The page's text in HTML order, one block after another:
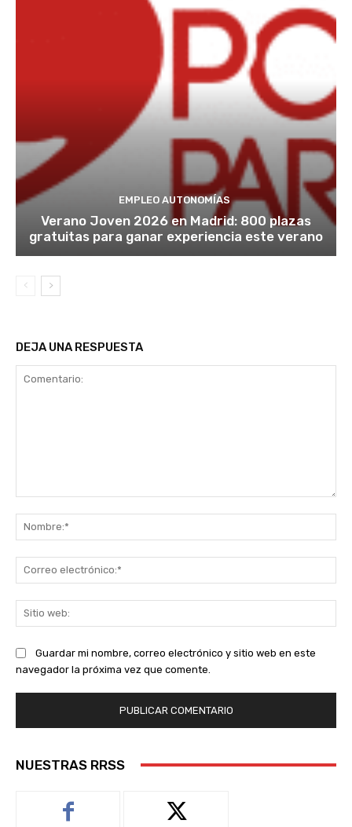
EMPLEO AUTONOMÍAS
Verano Joven 2026 en Madrid: 800 plazas
gratuitas para ganar experiencia este verano
DEJA UNA RESPUESTA
Guardar mi nombre, correo electrónico y sitio web en este
navegador la próxima vez que comente.
NUESTRAS RRSS